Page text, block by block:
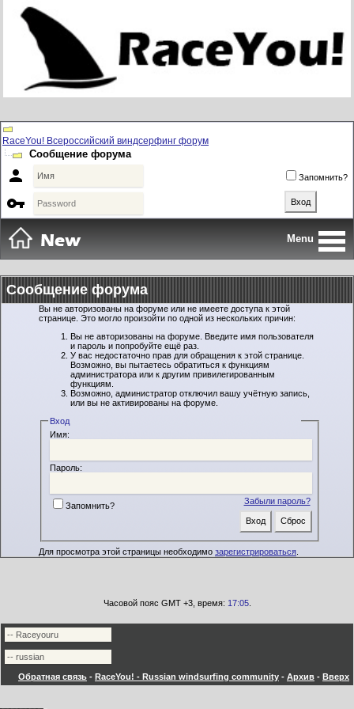
RaceYou! Всероссийский виндсерфинг форум
Сообщение форума
 Запомнить?

Menu
Сообщение форума
Вы не авторизованы на форуме или не имеете доступа к этой
странице. Это могло произойти по одной из нескольких причин:
Вы не авторизованы на форуме. Введите имя пользователя
и пароль и попробуйте ещё раз.
У вас недостаточно прав для обращения к этой странице.
Возможно, вы пытаетесь обратиться к функциям
администратора или к другим привилегированным
функциям.
Возможно, администратор отключил вашу учётную запись,
или вы не активированы на форуме.
Вход
Имя:
Пароль:
Забыли пароль?
Запомнить?
Для просмотра этой страницы необходимо зарегистрироваться
Часовой пояс GMT +3, время: 17:05.
Обратная связь - RaceYou! - Russian windsurfing community - Архив - Вверх